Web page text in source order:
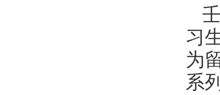
习
为
系